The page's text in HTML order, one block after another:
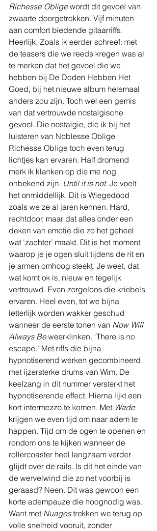
Richesse Oblige wordt dit gevoel van
zwaarte doorgetrokken. Vijf minuten
aan comfort biedende gitaarriffs.
Heerlijk. Zoals ik eerder schreef: met
de teasers die we reeds kregen was al
te merken dat het gevoel die we
hebben bij De Doden Hebben Het
Goed, bij het nieuwe album helemaal
anders zou zijn. Toch wel een gemis
van dat vertrouwde nostalgische
gevoel. Die nostalgie, die ik bij het
luisteren van Noblesse Oblige
Richesse Oblige toch even terug
lichtjes kan ervaren. Half dromend
merk ik klanken op die me nog
onbekend zijn. Until it is not. Je voelt
het onmiddellijk. Dit is Wiegedood
zoals we ze al jaren kennen. Hard,
rechtdoor, maar dat alles onder een
deken van emotie die zo het geheel
wat ‘zachter’ maakt. Dit is het moment
waarop je je ogen sluit tijdens de rit en
je armen omhoog steekt. Je weet, dat
wat komt ok is, nieuw en tegelijk
vertrouwd. Even zorgeloos die kriebels
ervaren. Heel even, tot we bijna
letterlijk worden wakker geschud
wanneer de eerste tonen van Now Will
Always Be weerklinken. ‘There is no
escape.’ Met riffs die bijna
hypnotiserend werken gecombineerd
met ijzersterke drums van Wim. De
keelzang in dit nummer versterkt het
hypnotiserende effect. Hierna lijkt een
kort intermezzo te komen. Met Wade
krijgen we even tijd om naar adem te
happen. Tijd om de ogen te openen en
rondom ons te kijken wanneer de
rollercoaster heel langzaam verder
glijdt over de rails. Is dit het einde van
de wervelwind die zo net voorbij is
geraasd? Neen. Dit was gewoon een
korte adempauze die hoognodig was.
Want met Nuages trekken we terug op
volle snelheid vooruit, zonder